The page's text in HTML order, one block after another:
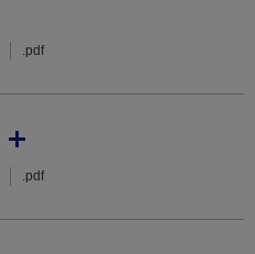
.pdf
.pdf